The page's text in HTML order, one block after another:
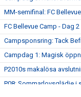
MM-semifinal: FC
FC Bellevue Camp - Dag 2
Campsponsring: Tack
Campdag 1: Magisk
P2010s makalösa
P08: Sommarlovsglädje i